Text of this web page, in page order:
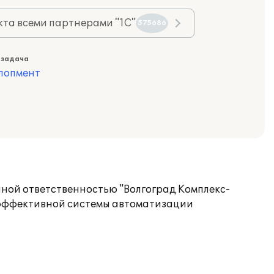
всеми партнерами "1С" 575686
ответственностью "Волгоград Комплекс-
системы автоматизации